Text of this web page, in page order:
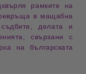
рамките на
в мащабна
делата и
свързани с
на българската